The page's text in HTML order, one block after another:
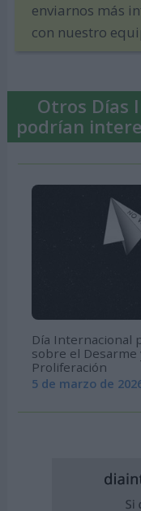
enviarnos más
con nuestro
Otros Días
podrían
Día Internacional
sobre el Desarme
Proliferación
5 de marzo de